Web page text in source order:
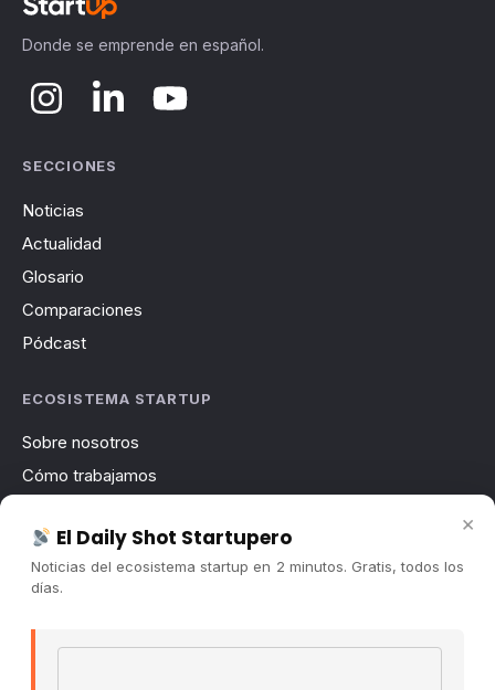
Donde se emprende en español.
SECCIONES
Noticias
Actualidad
Glosario
Comparaciones
Pódcast
ECOSISTEMA STARTUP
Sobre nosotros
Cómo trabajamos
Contacto
Publicidad
×
El Daily Shot Startupero
Noticias del ecosistema startup en 2 minutos. Gratis, todos los
días.